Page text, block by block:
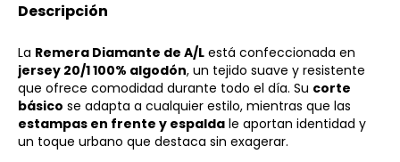
Descripción
La Remera Diamante de A/L está confeccionada en
jersey 20/1 100% algodón, un tejido suave y resistente
que ofrece comodidad durante todo el día. Su corte
básico se adapta a cualquier estilo, mientras que las
estampas en frente y espalda le aportan identidad y
un toque urbano que destaca sin exagerar.